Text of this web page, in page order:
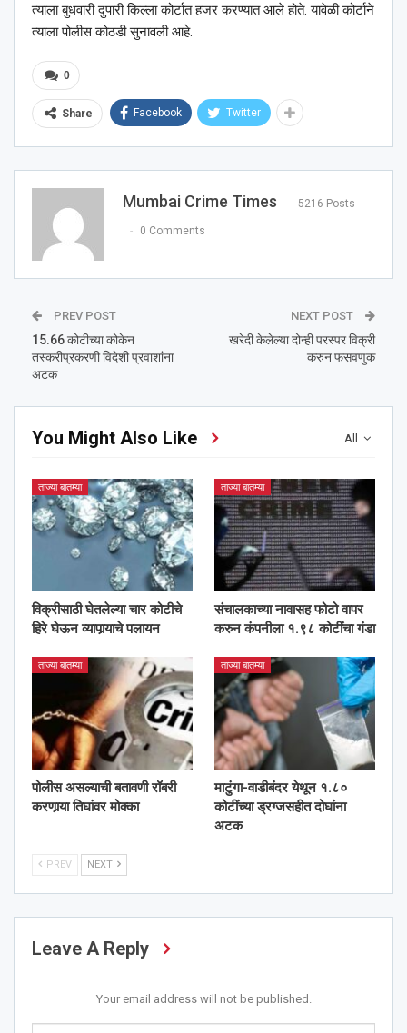
त्याला बुधवारी दुपारी किल्ला कोर्टात हजर करण्यात आले होते. यावेळी कोर्टाने
त्याला पोलीस कोठडी सुनावली आहे.
0
Share Facebook Twitter
Mumbai Crime Times 5216 Posts
0 Comments
PREV POST
15.66 कोटीच्या कोकेन
तस्करीप्रकरणी विदेशी प्रवाशांना
अटक
NEXT POST
खरेदी केलेल्या दोन्ही परस्पर विक्री
करुन फसवणुक
All
You Might Also Like
ताज्या बातम्या
विक्रीसाठी घेतलेल्या चार कोटीचे
हिरे घेऊन व्यापार्‍याचे पलायन
ताज्या बातम्या
संचालकाच्या नावासह फोटो वापर
करुन कंपनीला १.९८ कोटींचा गंडा
ताज्या बातम्या
पोलीस असल्याची बतावणी रॉबरी
करणार्‍या तिघांवर मोक्का
ताज्या बातम्या
माटुंगा-वाडीबंदर येथून १.८०
कोटींच्या ड्रग्जसहीत दोघांना
अटक
PREV NEXT
Leave A Reply
Your email address will not be published.